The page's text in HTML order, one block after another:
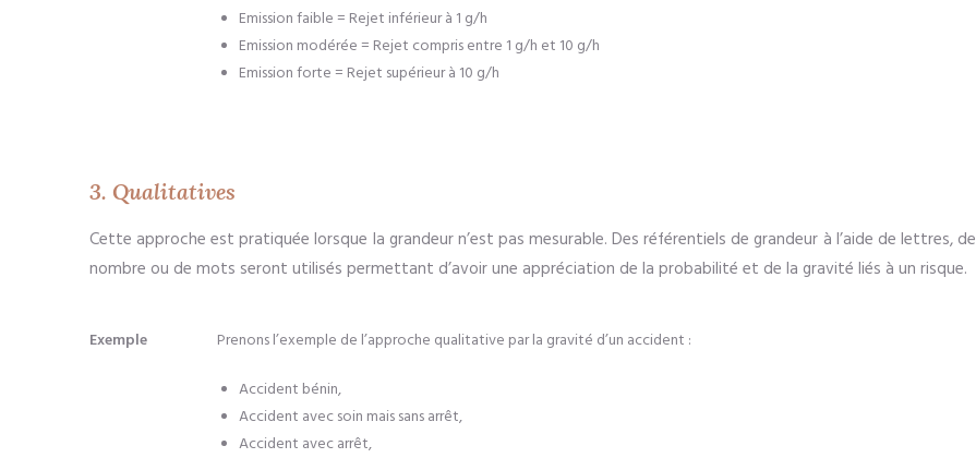
Emission faible = Rejet inférieur à 1 g/h
Emission modérée = Rejet compris entre 1 g/h et 10 g/h
Emission forte = Rejet supérieur à 10 g/h
3. Qualitatives
Cette approche est pratiquée lorsque la grandeur n’est pas mesurable. Des référentiels de grandeur à l’aide de lettres, de
nombre ou de mots seront utilisés permettant d’avoir une appréciation de la probabilité et de la gravité liés à un risque.
Exemple Prenons l’exemple de l’approche qualitative par la gravité d’un accident :
Accident bénin,
Accident avec soin mais sans arrêt,
Accident avec arrêt,